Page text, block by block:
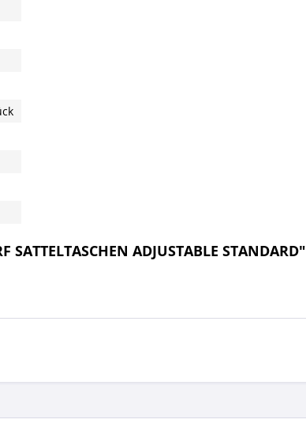
ADJUSTABLE STANDARD"